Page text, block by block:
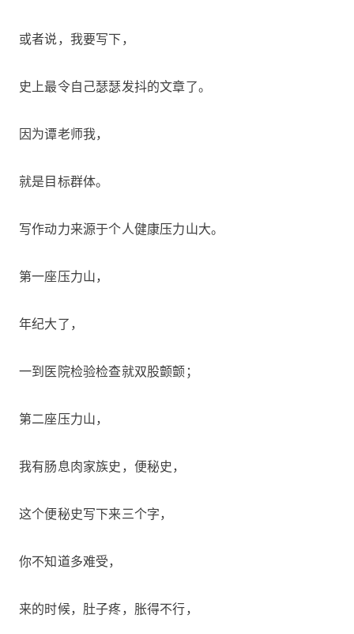
或者说，我要写下，
史上最令自己瑟瑟发抖的文章了。
因为谭老师我，
就是目标群体。
写作动力来源于个人健康压力山大。
第一座压力山，
年纪大了，
一到医院检验检查就双股颤颤；
第二座压力山，
我有肠息肉家族史，便秘史，
这个便秘史写下来三个字，
你不知道多难受，
来的时候，肚子疼，胀得不行，